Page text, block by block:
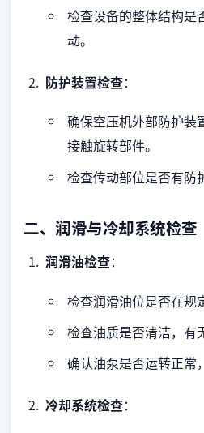
检查设备的整体结构是
动。
防护装置检查：
确保空压机外部防护装
接触旋转部件。
检查传动部位是否有防
二、润滑与冷却系统检查
润滑油检查：
检查润滑油位是否在规
检查油质是否清洁，有
确认油泵是否运转正常
冷却系统检查：